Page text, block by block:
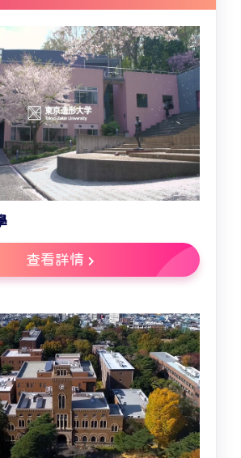
查看詳情